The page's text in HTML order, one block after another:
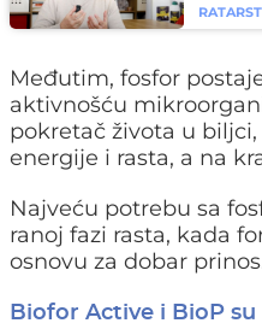
Međutim, fosfor
aktivnošću
pokretač života u
energije i rasta, a na
Najveću potrebu sa
ranoj fazi rasta, kada
osnovu za dobar
Biofor Active i BioP su